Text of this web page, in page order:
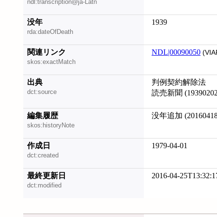
ndl:transcription@ja-Latn
没年
rda:dateOfDeath
1939
関連リンク
skos:exactMatch
NDL|00090050
出典
dct:source
判例契約解除法
読売新聞
編集履歴
skos:historyNote
没年追加
作成日
dct:created
1979-04-01
最終更新日
dct:modified
2016-04-